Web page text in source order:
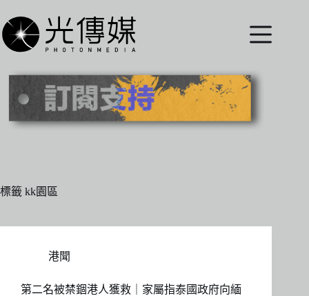
至
主
內
標籤 kk園區
港聞
第二名被禁錮港人獲救｜家屬指泰國政府向緬